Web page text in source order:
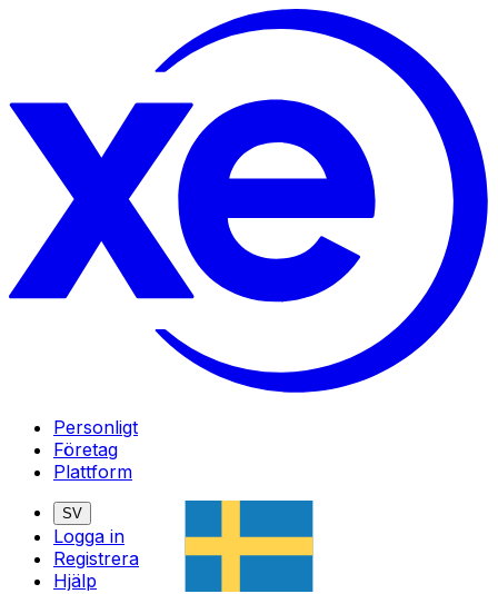
Personligt
Företag
Plattform
SV
Logga in
Registrera
Hjälp